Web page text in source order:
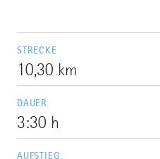
STRECKE
10,30 km
DAUER
3:30 h
AUFSTIEG